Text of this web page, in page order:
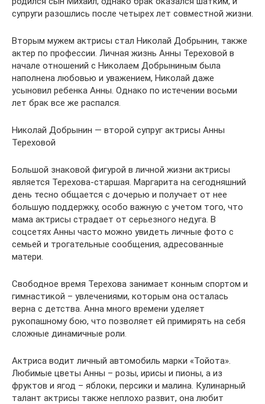
супруги разошлись после четырех лет совместной жизни.
Вторым мужем актрисы стал Николай Добрынин, также
актер по профессии. Личная жизнь Анны Тереховой в
начале отношений с Николаем Добрыниным была
наполнена любовью и уважением, Николай даже
усыновил ребенка Анны. Однако по истечении восьми
лет брак все же распался.
Николай Добрынин — второй супруг актрисы Анны
Тереховой
Большой знаковой фигурой в личной жизни актрисы
является Терехова-старшая. Маргарита на сегодняшний
день тесно общается с дочерью и получает от нее
большую поддержку, особо важную с учетом того, что
мама актрисы страдает от серьезного недуга. В
соцсетях Анны часто можно увидеть личные фото с
семьей и трогательные сообщения, адресованные
матери.
Свободное время Терехова занимает конным спортом и
гимнастикой – увлечениями, которым она осталась
верна с детства. Анна много времени уделяет
рукопашному бою, что позволяет ей примирять на себя
сложные динамичные роли.
Актриса водит личный автомобиль марки «Тойота».
Любимые цветы Анны – розы, ирисы и пионы, а из
фруктов и ягод – яблоки, персики и малина. Кулинарный
талант актрисы также неплохо развит, она любит